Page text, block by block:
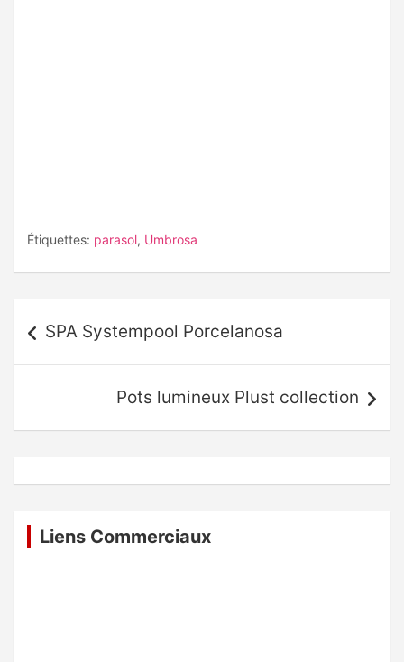
Étiquettes: parasol, Umbrosa
de
l’article
SPA Systempool Porcelanosa
Pots lumineux Plust collection
Liens Commerciaux